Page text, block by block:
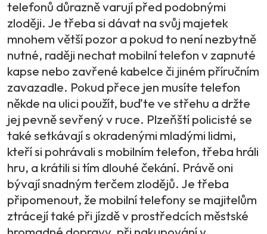
telefonů důrazně varují před podobnými
zloději. Je třeba si dávat na svůj majetek
mnohem větší pozor a pokud to není nezbytně
nutné, raději nechat mobilní telefon v zapnuté
kapse nebo zavřené kabelce či jiném příručním
zavazadle. Pokud přece jen musíte telefon
někde na ulici použít, buďte ve střehu a držte
jej pevně sevřený v ruce. Plzeňští policisté se
také setkávají s okradenými mladými lidmi,
kteří si pohrávali s mobilním telefon, třeba hráli
hru, a krátili si tím dlouhé čekání. Právě oni
bývají snadným terčem zlodějů. Je třeba
připomenout, že mobilní telefony se majitelům
ztrácejí také při jízdě v prostředcích městské